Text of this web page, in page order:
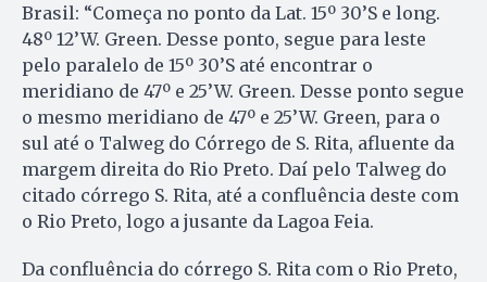
Brasil: “Começa no ponto da Lat. 15º 30’S e long.
48º 12’W. Green. Desse ponto, segue para leste
pelo paralelo de 15º 30’S até encontrar o
meridiano de 47º e 25’W. Green. Desse ponto segue
o mesmo meridiano de 47º e 25’W. Green, para o
sul até o Talweg do Córrego de S. Rita, afluente da
margem direita do Rio Preto. Daí pelo Talweg do
citado córrego S. Rita, até a confluência deste com
o Rio Preto, logo a jusante da Lagoa Feia.
Da confluência do córrego S. Rita com o Rio Preto,